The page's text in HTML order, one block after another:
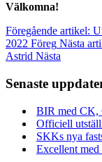
Välkomna!
Föregående artikel:
2022 Föreg Nästa
Astrid Nästa
Senaste
BIR med CK,
Officiell
SKKs nya
Excellent